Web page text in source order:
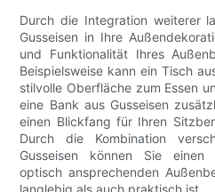
Durch die Integration weiterer
Gusseisen in Ihre
und Funktionalität Ihres
Beispielsweise kann ein Tisch
stilvolle Oberfläche zum Essen
eine Bank aus Gusseisen
einen Blickfang für Ihren
Durch die Kombination
Gusseisen können Sie einen
optisch ansprechenden